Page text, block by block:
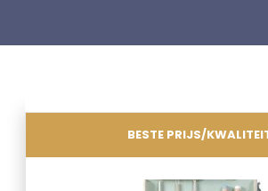
BESTE PRIJS/